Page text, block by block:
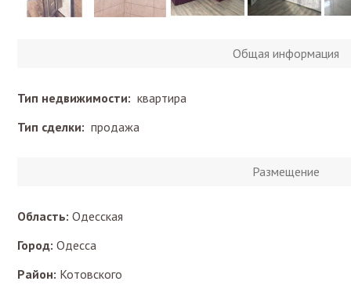
Общая информация
Тип недвижимости: квартира
Тип сделки: продажа
Размещение
Область: Одесская
Город: Одесса
Район: Котовского